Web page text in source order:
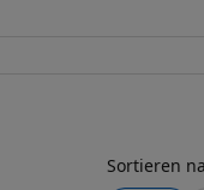
Sortieren